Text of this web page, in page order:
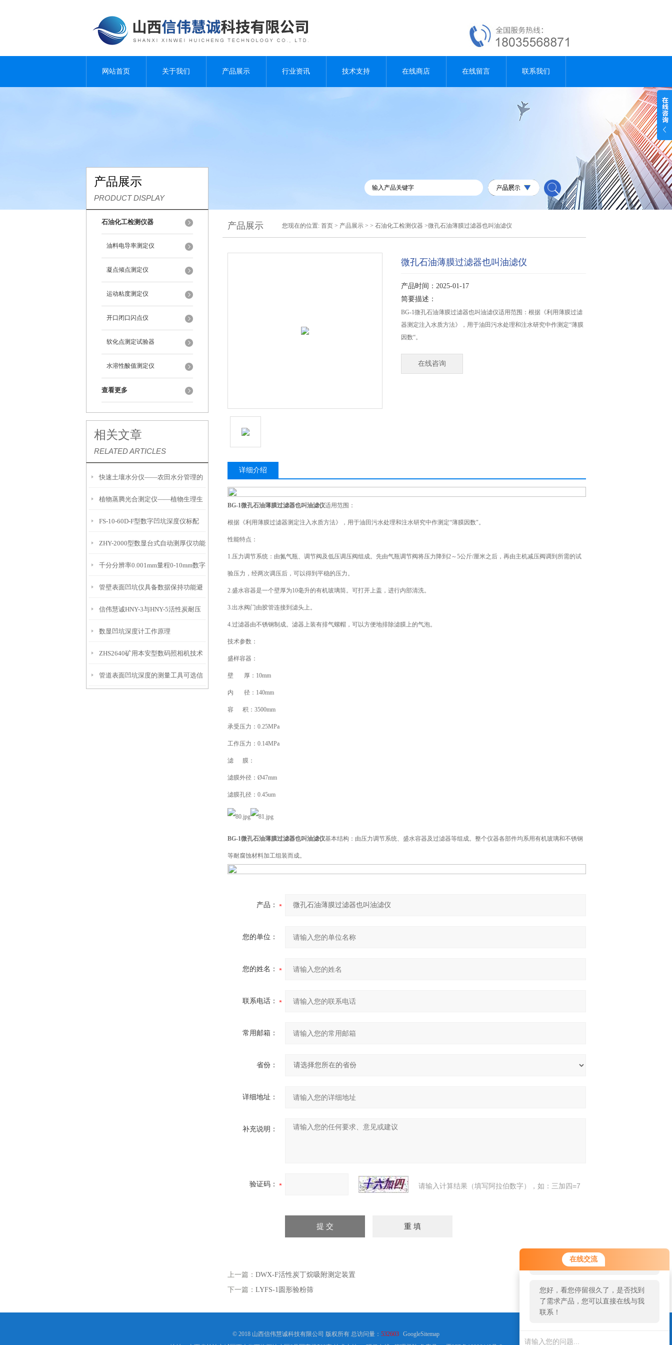
在线交流
您好！欢迎前来咨询，很高兴为您
服务，请问您要咨询什么问题呢？
您好，看您停留很久了，是否找到
了需求产品，您可以直接在线与我
联系！
网站首页 关于我们 产品展示 行业资讯 技术支持 在线商店 在线留言 联系我们
产品展示
PRODUCT DISPLAY
石油化工检测仪器
油料电导率测定仪
凝点倾点测定仪
运动粘度测定仪
开口闭口闪点仪
软化点测定试验器
水溶性酸值测定仪
查看更多
相关文章
RELATED ARTICLES
快速土壤水分仪——农田水分管理的
便携式检测工具
植物蒸腾光合测定仪——植物生理生
态的实时监测设备
FS-10-60D-F型数字凹坑深度仪标配
IP54级表头分辨率0.01mm量程
10mm！
ZHY-2000型数显台式自动测厚仪功能
特点
千分分辨率0.001mm量程0-10mm数字
埋头度仪技术参数！
管壁表面凹坑仪具备数据保持功能避
免测试过程中测针移动导致数据变动
信伟慧诚HNY-3与HNY-5活性炭耐压
强度测定仪技术参数！
数显凹坑深度计工作原理
ZHS2640矿用本安型数码照相机技术
参数！
管道表面凹坑深度的测量工具可选信
产品展示 您现在的位置: 首页 > 产品展示 > > 石油化工检测仪器 >微孔石油薄膜过滤器也叫油滤仪
微孔石油薄膜过滤器也叫油滤仪
产品时间：2025-01-17
简要描述：
BG-1微孔石油薄膜过滤器也叫油滤仪适用范围：根据《利用薄膜过滤
器测定注入水质方法》，用于油田污水处理和注水研究中作测定“薄膜
因数“。
在线咨询
详细介绍
BG-1微孔石油薄膜过滤器也叫油滤仪适用范围：
根据《利用薄膜过滤器测定注入水质方法》，用于油田污水处理和注水研究中作测定“薄膜因数"。
性能特点：
1.压力调节系统：由氮气瓶、调节阀及低压调压阀组成。先由气瓶调节阀将压力降到2～5公斤/厘米之后，再由主机减压阀调到所需的试
验压力，经两次调压后，可以得到平稳的压力。
2.盛水容器是一个壁厚为10毫升的有机玻璃筒。可打开上盖，进行内部清洗。
3.出水阀门由胶管连接到滤头上。
4.过滤器由不锈钢制成。滤器上装有排气螺帽，可以方便地排除滤膜上的气泡。
技术参数：
盛样容器：
壁 厚：10mm
内 径：140mm
容 积：3500mm
承受压力：0.25MPa
工作压力：0.14MPa
滤 膜：
滤膜外径：Ø47mm
滤膜孔径：0.45um
BG-1微孔石油薄膜过滤器也叫油滤仪基本结构：由压力调节系统、盛水容器及过滤器等组成。整个仪器各部件均系用有机玻璃和不锈钢
等耐腐蚀材料加工组装而成。
产品：
您的单位：
您的姓名：
联系电话：
常用邮箱：
省份：
详细地址：
补充说明：
验证码： 请输入计算结果（填写阿拉伯数字），如：三加四=7
上一篇： DWX-F活性炭丁烷吸附测定装置
下一篇： LYFS-1圆形验粉筛
© 2018 山西信伟慧诚科技有限公司 版权所有 总访问量： 532603 GoogleSitemap